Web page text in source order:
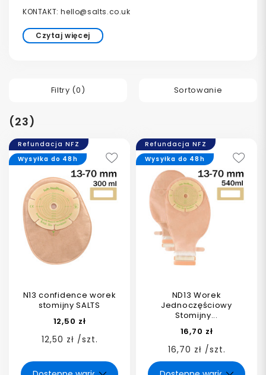
Czytaj więcej
KONTAKT:hello@salts.co.uk
Filtry (0) Sortowanie
(23)
Refundacja NFZ
N13 confidence worek
stomijny SALTS
12,50 zł
12,50 zł /szt.
Wysyłka do 48h
Refundacja NFZ
ND13 Worek
Jednoczęściowy
Stomijny...
16,70 zł
16,70 zł /szt.
Wysyłka do 48h